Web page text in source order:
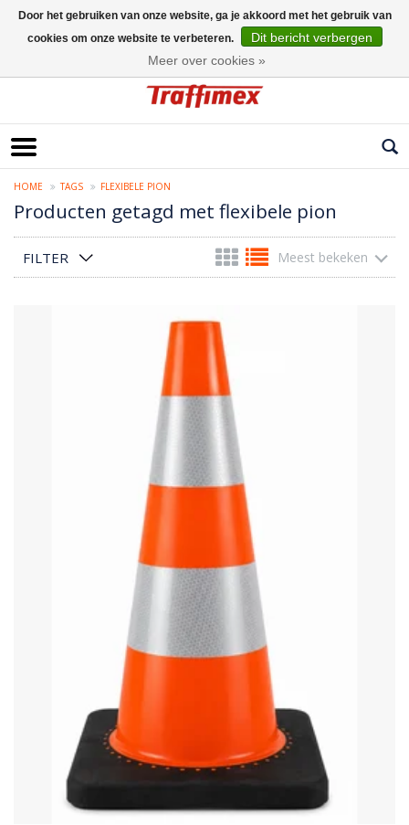
HOME TAGS FLEXIBELE PION
Producten getagd met flexibele pion
FILTER Meest bekeken
Door het gebruiken van onze website, ga je akkoord met het gebruik van
cookies om onze website te verbeteren.
Dit bericht verbergen
Meer over cookies »